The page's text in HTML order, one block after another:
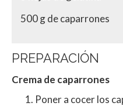
500 g de caparrones
PREPARACIÓN
Crema de caparrones
Poner a cocer los